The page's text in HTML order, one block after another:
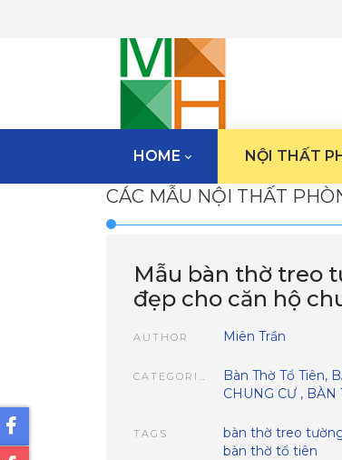
HOME NỘI THẤT
CÁC MẪU NỘI THẤT
Mẫu bàn thờ treo
đẹp cho căn hộ
AUTHOR Miên Trần
CATEGORIES Bàn Thờ Tổ Tiên,
CHUNG CƯ , BÀN
TAGS bàn thờ treo
bàn thờ tổ tiên